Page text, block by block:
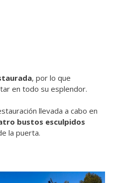
, por lo que
en todo su esplendor.
llevada a cabo en
bustos esculpidos
la puerta.